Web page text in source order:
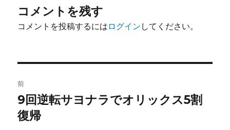
コメントを残す
コメントを投稿するには ログイン してください。
稿
ナ
前
前
の
9回逆転サヨナラでオリックス5割
復帰